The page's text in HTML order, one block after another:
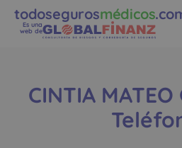
todosegurosmédicos
Es una
web de
CINTIA MATEO